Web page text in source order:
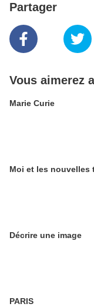
Partager
Vous aimerez
Marie Curie
Moi et les nouvelles
Décrire une image
PARIS